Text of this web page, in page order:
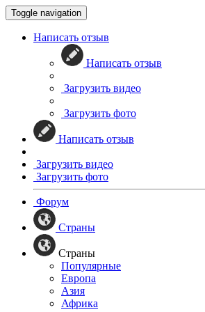
Toggle navigation
Написать отзыв
Написать отзыв
Загрузить видео
Загрузить фото
Написать отзыв
Загрузить видео
Загрузить фото
Форум
Страны
Страны
Популярные
Европа
Азия
Африка